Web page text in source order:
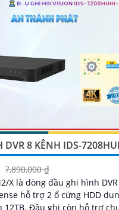
8 KÊNH IDS-
7,890,000 ₫
X là dòng đầu ghi hình
hỗ trợ 2 ổ cứng HDD
đa mỗi ổ lên đến 12TB. Đầu ghi còn